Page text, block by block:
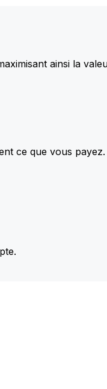
ainsi la
ce que vous